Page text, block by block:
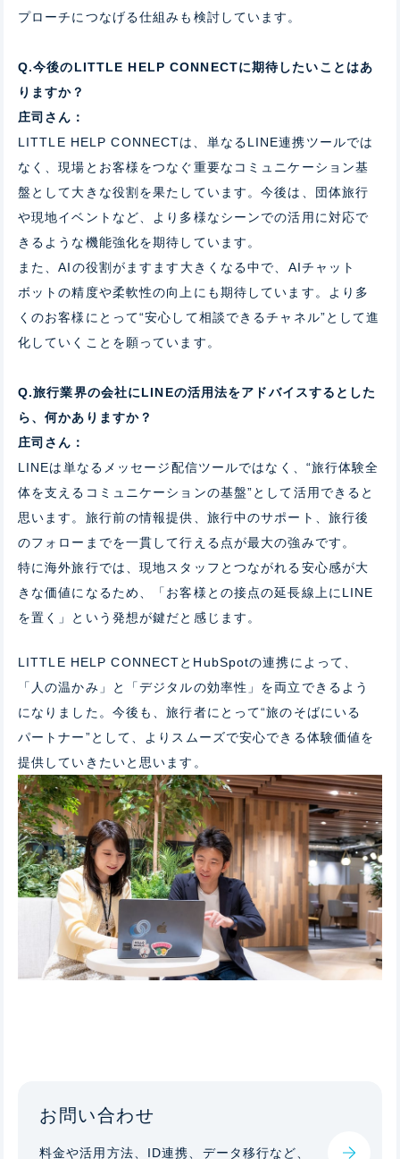
プローチにつなげる仕組みも検討しています。
Q.今後のLITTLE HELP CONNECTに期待したいことはあ
りますか？
庄司さん：
LITTLE HELP CONNECTは、単なるLINE連携ツールでは
なく、現場とお客様をつなぐ重要なコミュニケーション基
盤として大きな役割を果たしています。今後は、団体旅行
や現地イベントなど、より多様なシーンでの活用に対応で
きるような機能強化を期待しています。
また、AIの役割がますます大きくなる中で、AIチャット
ボットの精度や柔軟性の向上にも期待しています。より多
くのお客様にとって“安心して相談できるチャネル”として進
化していくことを願っています。
Q.旅行業界の会社にLINEの活用法をアドバイスするとした
ら、何かありますか？
庄司さん：
LINEは単なるメッセージ配信ツールではなく、“旅行体験全
体を支えるコミュニケーションの基盤”として活用できると
思います。旅行前の情報提供、旅行中のサポート、旅行後
のフォローまでを一貫して行える点が最大の強みです。
特に海外旅行では、現地スタッフとつながれる安心感が大
きな価値になるため、「お客様との接点の延長線上にLINE
を置く」という発想が鍵だと感じます。
LITTLE HELP CONNECTとHubSpotの連携によって、
「人の温かみ」と「デジタルの効率性」を両立できるよう
になりました。今後も、旅行者にとって“旅のそばにいる
パートナー”として、よりスムーズで安心できる体験価値を
提供していきたいと思います。
お問い合わせ
料金や活用方法、ID連携、データ移行など、